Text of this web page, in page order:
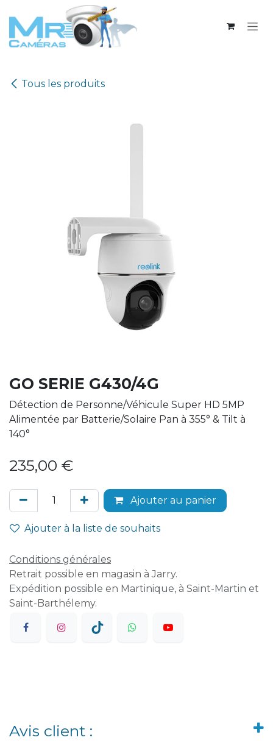
Se rendre au contenu
Tous les produits
GO SERIE G430/4G
Détection de Personne/Véhicule Super HD 5MP
Alimentée par Batterie/Solaire Pan à 355° & Tilt à
140°
235,00 €
Ajouter au panier
Ajouter à la liste de souhaits
Conditions générales
Retrait possible en magasin à Jarry.
Expédition possible en Martinique, à Saint-Martin et
Saint-Barthélemy.
Avis client :